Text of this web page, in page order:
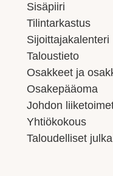
Sisäpiiri
Tilintarkastus
Sijoittajakalenteri
Taloustieto
Osakkeet ja
Osakepääoma
Johdon
Yhtiökokous
Taloudelliset